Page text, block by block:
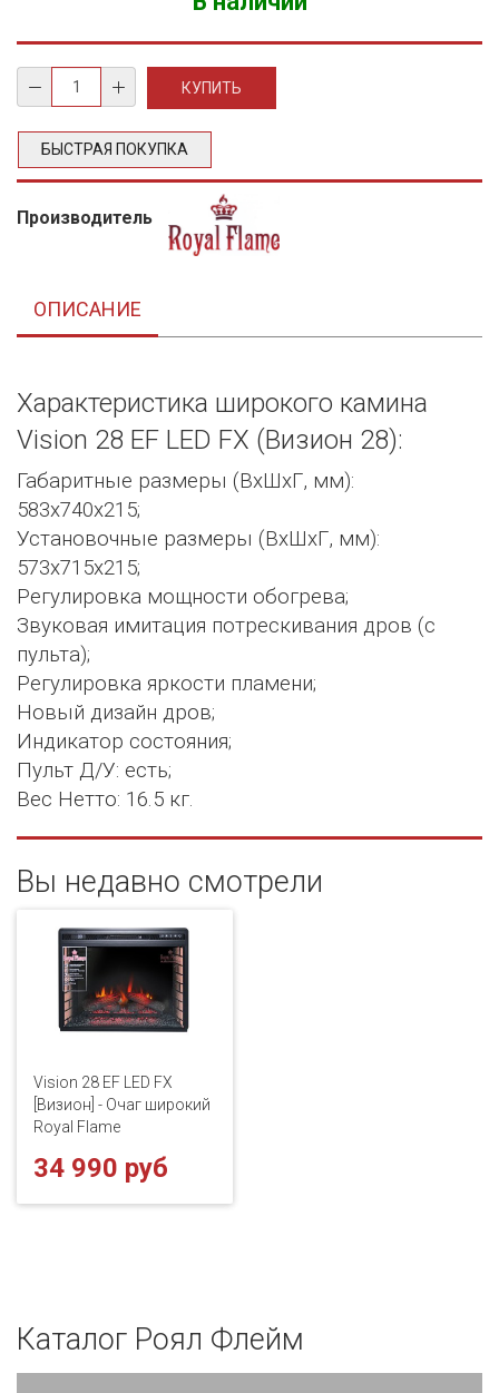
БЫСТРАЯ ПОКУПКА
Производитель
ОПИСАНИЕ
Характеристика широкого камина
Vision 28 EF LED FX (Визион 28):
Габаритные размеры (ВхШхГ, мм):
583x740x215;
Установочные размеры (ВхШхГ, мм):
573х715х215;
Регулировка мощности обогрева;
Звуковая имитация потрескивания дров (с
пульта);
Регулировка яркости пламени;
Новый дизайн дров;
Индикатор состояния;
Пульт Д/У: есть;
Вес Нетто: 16.5 кг.
Вы недавно смотрели
Vision 28 EF LED FX
[Визион] - Очаг широкий
Royal Flame
34 990 руб
Каталог Роял Флейм